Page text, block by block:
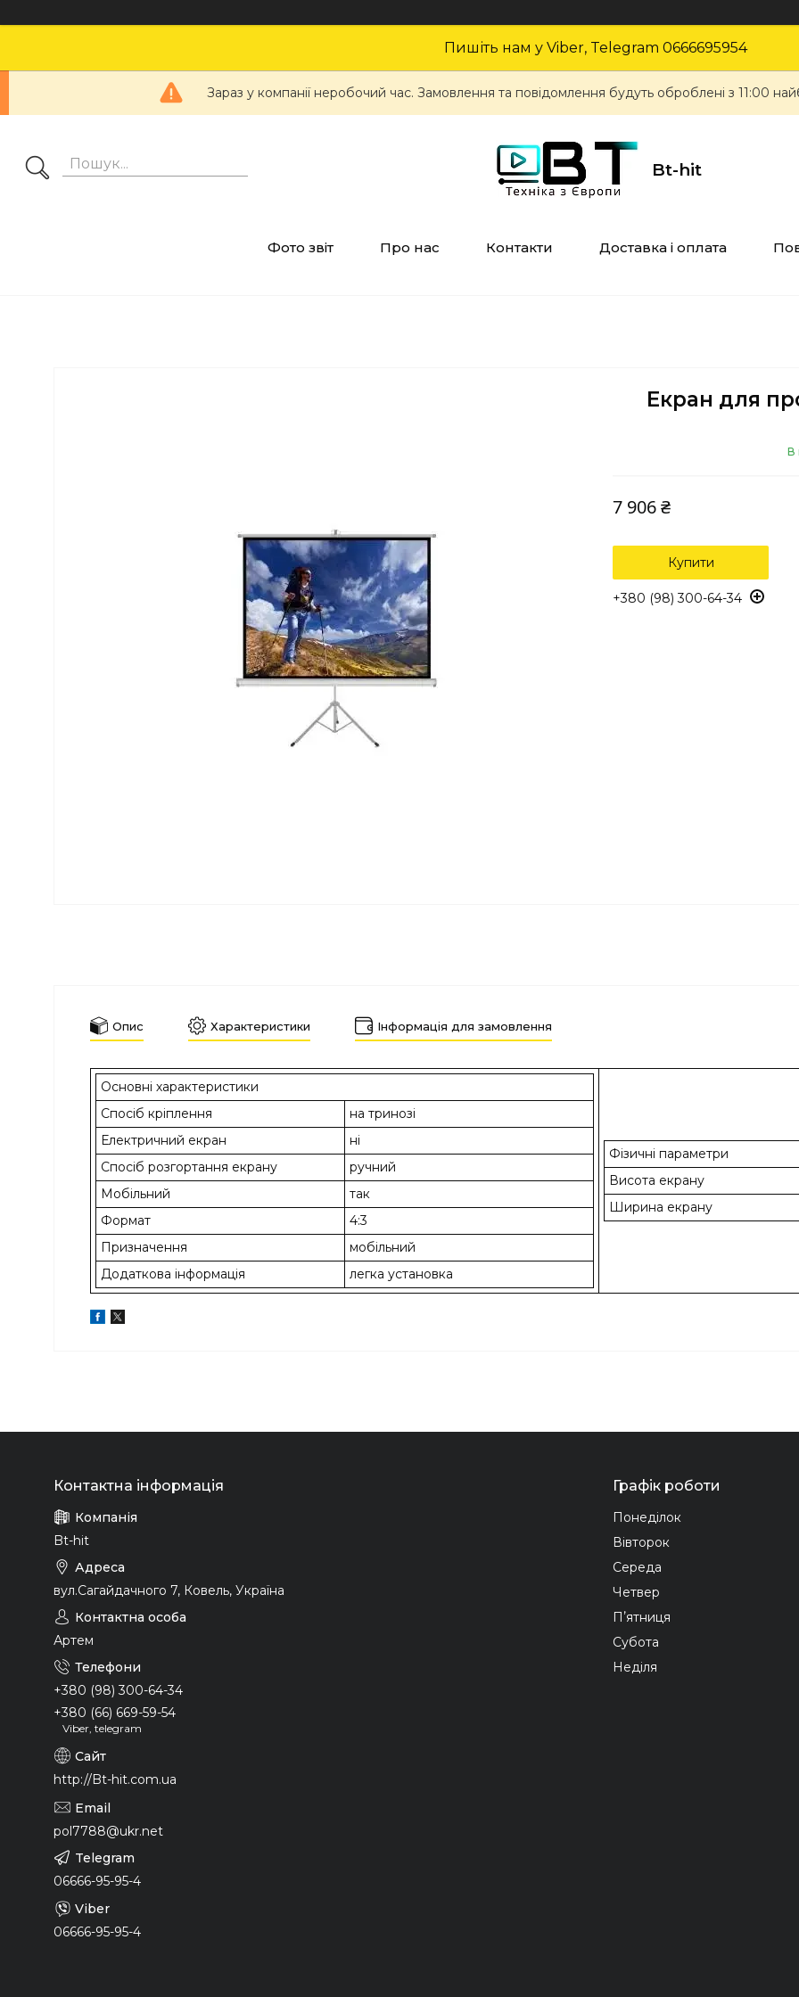
Пишіть нам у Viber, Telegram 0666695954
Зараз у компанії неробочий час. Замовлення та повідомлення будуть оброблені з 11:00
Bt-hit
Фото звіт Про нас Контакти Доставка і оплата
Екран для
В
7 906 ₴
Купити
+380 (98) 300-64-34
Опис Характеристики Інформація для замовлення
Основні характеристики
Спосіб кріплення
на тринозі
Електричний екран
ні
Спосіб розгортання екрану
ручний
Мобільний
так
Формат
4:3
Призначення
мобільний
Додаткова інформація
легка установка
Фізичні параметри
Висота екрану
Ширина екрану
Bt-hit
вул.Сагайдачного 7, Ковель, Україна
Артем
+380 (98) 300-64-34
+380 (66) 669-59-54
Viber, telegram
http://Bt-hit.com.ua
pol7788@ukr.net
06666-95-95-4
06666-95-95-4
Графік роботи
Понеділок
Вівторок
Середа
Четвер
Пʼятниця
Субота
Неділя